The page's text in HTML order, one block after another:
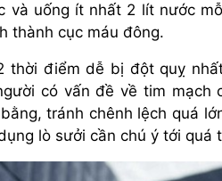
và uống ít nhất 2 lít nước
thành cục máu đông.
thời điểm dễ bị đột quỵ
có vấn đề về tim mạch
tránh chênh lệch quá
lò sưởi cần chú ý tới quá